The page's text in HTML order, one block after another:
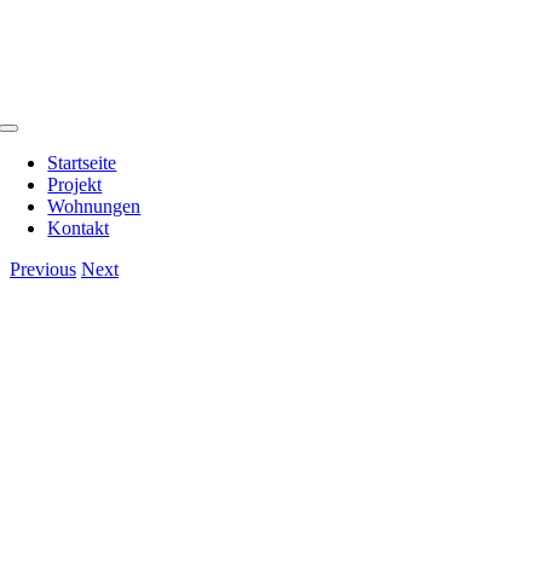
Toggle
NavigationStartseite
Projekt
Wohnungen
Kontakt
Previous Next